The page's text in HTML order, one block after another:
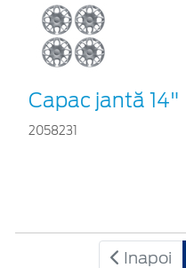
Capac jantă 14"
2058231
Inapoi